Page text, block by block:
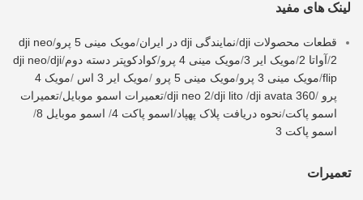
لینک های مفید
قطعات محصولات dji /نمایندگی dji در ایران /مویک مینی 5 پرو /
dji neo
2
/آواتا 2 /مویک ایر 3 /مویک مینی 4 پرو /کوادکوپتر دسته دوم/
dji neo/dji
flip
/مویک مینی 3 پرو /مویک مینی 5 پرو /مویک ایر 3 اس /
مویک 4
پرو /
dji neo 2/dji lito /dji avata 360
/تعمیرات اسمو موبایل/تعمیرات
اسمو پاکت/نحوه دریافت پلاک پهپاد/اسمو پاکت 4 / اسمو موبایل 8
/
اسمو پاکت 3
تعمیرات